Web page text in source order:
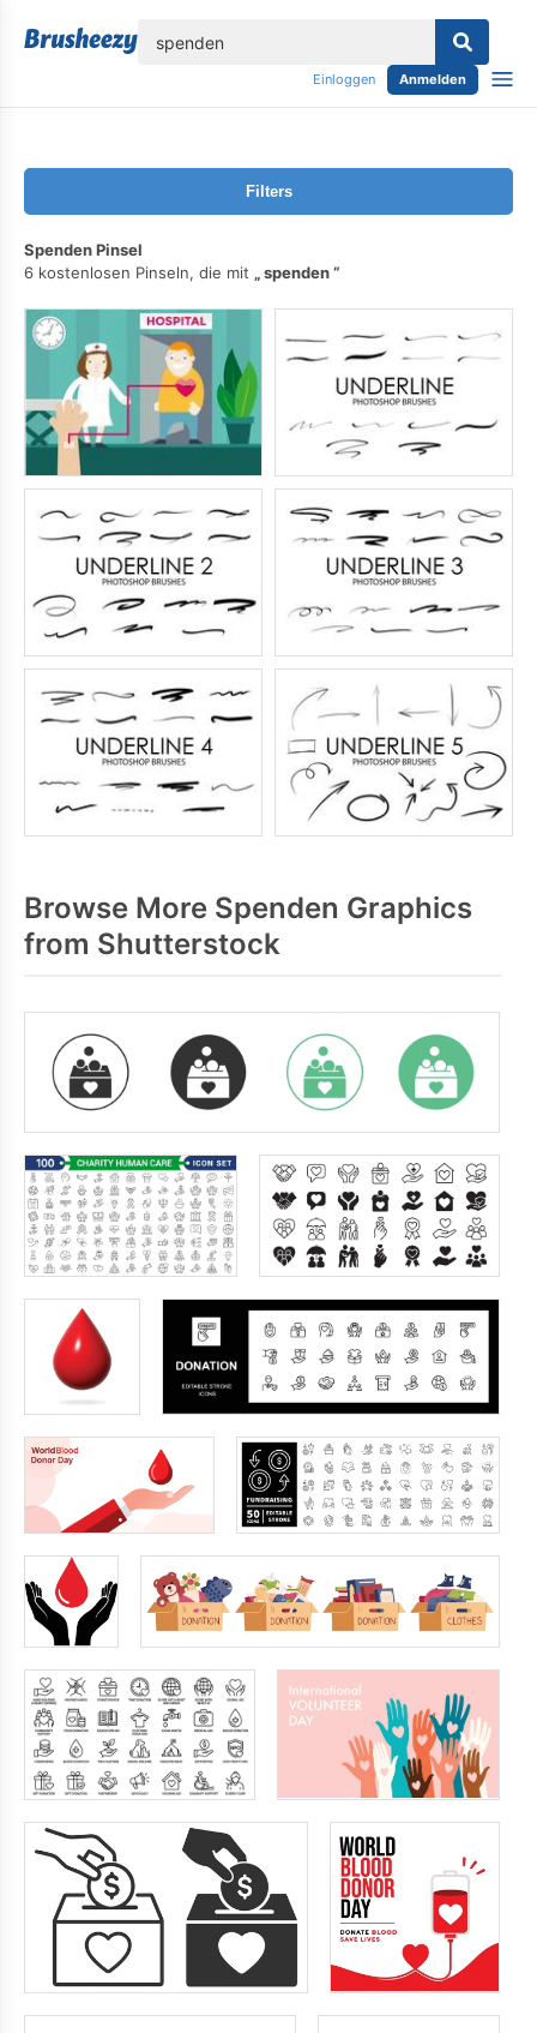
Einloggen Anmelden
Filters
Spenden Pinsel
6 kostenlosen Pinseln, die mit
spenden
Browse More Spenden Graphics
from Shutterstock